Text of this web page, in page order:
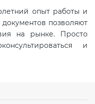
опыт работы и
позволяют
на рынке. Просто
и
ТС